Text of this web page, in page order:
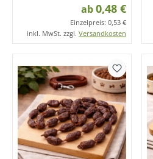
ab0,48 €
Einzelpreis: 0,53 €
inkl. MwSt. zzgl. Versandkosten